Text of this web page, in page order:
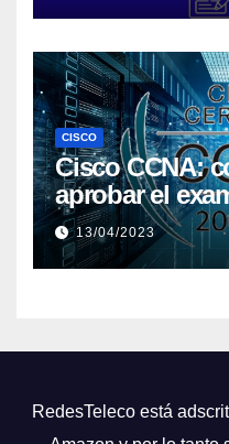
CISCO
Cisco CCNA:
aprobar el
certificación
13/04/2023
RedesTeleco está